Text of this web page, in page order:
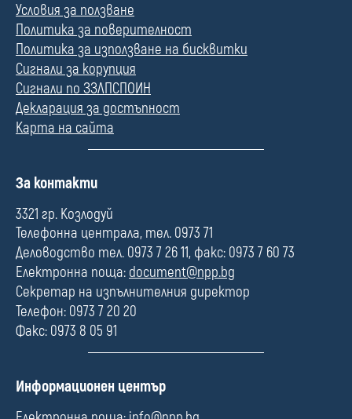
Условия за ползване
Политика за поверителност
Политика за използване на бисквитки
Сигнали за корупция
Сигнали по ЗЗЛПСПОИН
Декларация за достъпност
Карта на сайта
П
л
е
За контакти
3321 гр. Козлодуй
Телефонна централа, тел. 0973 71
Деловодство тел. 0973 7 26 11, факс: 0973 7 60 73
Електронна поща: document@npp.bg
Секретар на изпълнителния директор
Телефон: 0973 7 20 20
Факс: 0973 8 05 91
П
л
Информационен център